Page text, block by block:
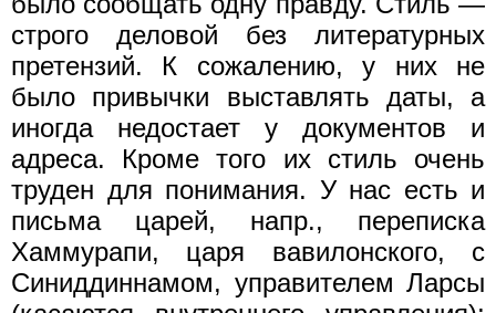
строго деловой без литературных
претензий. К сожалению, у них не
было привычки выставлять даты, а
иногда недостает у документов и
адреса. Кроме того их стиль очень
труден для понимания. У нас есть и
письма царей, напр., переписка
Хаммурапи, царя вавилонского, с
Синиддиннамом, управителем Ларсы